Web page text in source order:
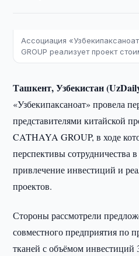
Ассоциация
GROUP реализует проект
Ташкент, Узбекистан
«Узбекипаксаноат» провела
представителями китайской
CATHAYA GROUP, в ходе
перспективы сотрудничества
привлечение инвестиций и
проектов.
Стороны рассмотрели
совместного предприятия по
тканей с объёмом инвестиций